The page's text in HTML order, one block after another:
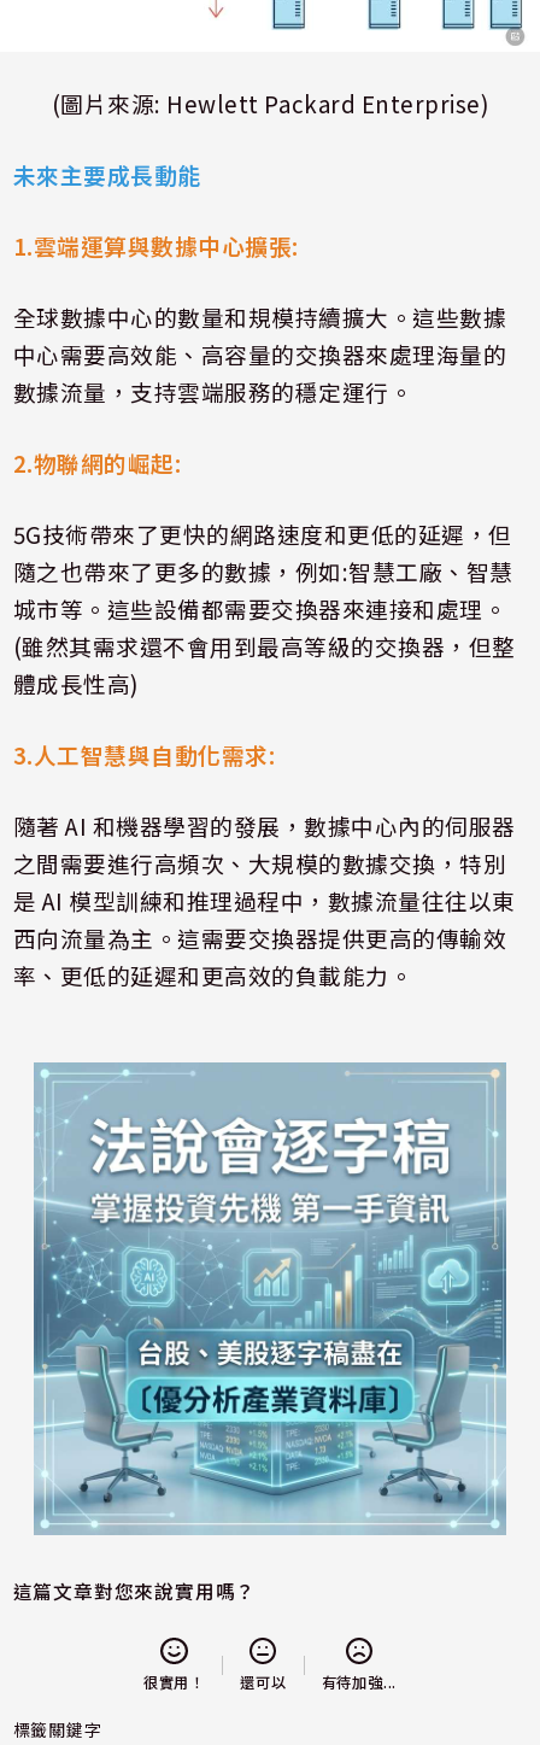
(圖片來源: Hewlett Packard Enterprise)
未來主要成長動能
1.雲端運算與數據中心擴張:
全球數據中心的數量和規模持續擴大。這些數據
中心需要高效能、高容量的交換器來處理海量的
數據流量，支持雲端服務的穩定運行。
2.物聯網的崛起:
5G技術帶來了更快的網路速度和更低的延遲，但
隨之也帶來了更多的數據，例如:智慧工廠、智慧
城市等。這些設備都需要交換器來連接和處理。
(雖然其需求還不會用到最高等級的交換器，但整
體成長性高)
3.人工智慧與自動化需求:
隨著 AI 和機器學習的發展，數據中心內的伺服器
之間需要進行高頻次、大規模的數據交換，特別
是 AI 模型訓練和推理過程中，數據流量往往以東
西向流量為主。這需要交換器提供更高的傳輸效
率、更低的延遲和更高效的負載能力。
這篇文章對您來說實用嗎？
很實用！ 還可以 有待加強...
標籤關鍵字